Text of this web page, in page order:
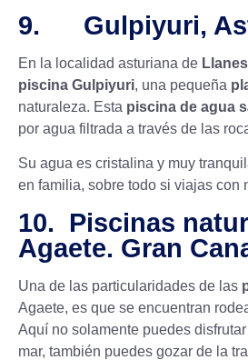
9. Gulpiyuri,
En la localidad asturiana de Llanes
piscina Gulpiyuri, una pequeña
naturaleza. Esta piscina de agua
por agua filtrada a través de las
Su agua es cristalina y muy
en familia, sobre todo si viajas con
10. Piscinas
Agaete. Gran
Una de las particularidades de las
Agaete, es que se encuentran
Aquí no solamente puedes
mar, también puedes gozar de la